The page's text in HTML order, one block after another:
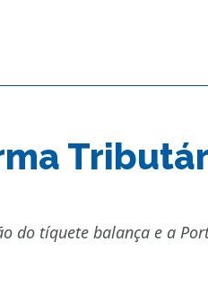
do tíquete balança e a